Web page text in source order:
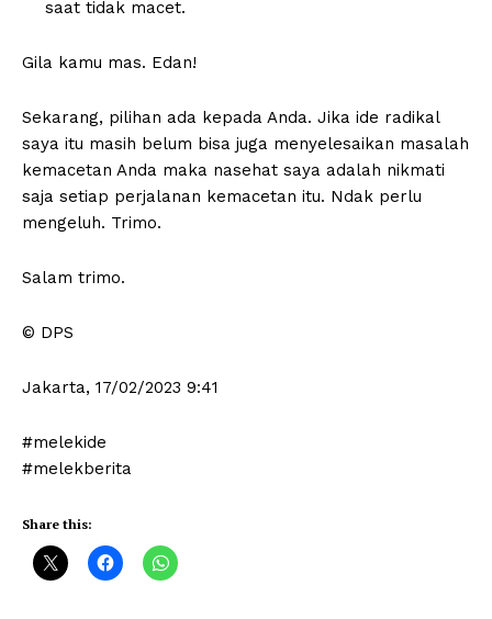
saat tidak macet.
Gila kamu mas. Edan!
Sekarang, pilihan ada kepada Anda. Jika ide radikal
saya itu masih belum bisa juga menyelesaikan masalah
kemacetan Anda maka nasehat saya adalah nikmati
saja setiap perjalanan kemacetan itu. Ndak perlu
mengeluh. Trimo.
Salam trimo.
© DPS
Jakarta, 17/02/2023 9:41
#melekide
#melekberita
Share this: